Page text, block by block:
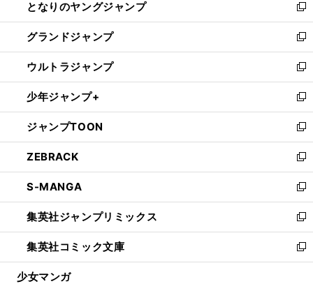
く
ド
ウ
で
開
く
ィ
ン
ド
ウ
で
開
く
い
ウ
ィ
ン
ド
ウ
で
開
く
となりのヤングジャンプ
新
し
い
ウ
ィ
ン
ド
ウ
で
開
く
グランドジャンプ
新
し
い
ウ
ィ
ン
ド
ウ
で
開
く
ウルトラジャンプ
新
し
い
ウ
ィ
ン
ド
ウ
で
開
く
少年ジャンプ+
新
し
い
ウ
ィ
ン
ド
ウ
で
開
く
ジャンプTOON
新
し
い
ウ
ィ
ン
ド
ウ
で
開
ZEBRACK
新
し
い
ウ
ィ
ン
ド
ウ
S-MANGA
新
し
い
ウ
ィ
ン
集英社ジャンプリミックス
新
し
い
ウ
集英社コミック文庫
新
し
少女マンガ